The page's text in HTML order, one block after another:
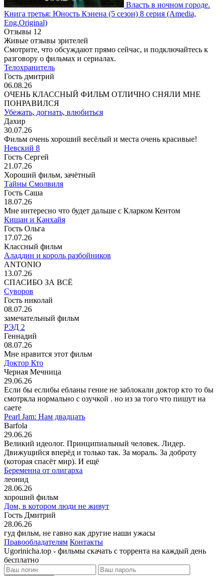
Власть в ночном городе.
Книга третья: Юность Кэнена (5 сезон) 8 серия (Amedia,
Eng.Original)
Отзывы 12
Живые отзывы зрителей
Смотрите, что обсуждают прямо сейчас, и подключайтесь к
разговору о фильмах и сериалах.
Телохранитель
Гость дмитрий
06.08.26
ОЧЕНЬ КЛАССНЫЙ ФИЛЬМ ОТЛИЧНО СНЯЛИ МНЕ
ПОНРАВИЛСЯ
Убежать, догнать, влюбиться
Дахир
30.07.26
Фильм очень хороший весёлый и места очень красивые!
Невский 8
Гость Сергей
21.07.26
Хороший фильм, зачётный
Тайны Смолвиля
Гость Саша
18.07.26
Мне интересно что будет дальше с Кларком Кентом
Кишан и Канхайя
Гость Ольга
17.07.26
Классный фильм
Аладдин и король разбойников
ANTONIO
13.07.26
СПАСИБО ЗА ВСЁ
Суворов
Гость николай
08.07.26
замечательный фильм
РЭД 2
Геннадий
08.07.26
Мне нравится этот фильм
Доктор Кто
Черная Мечница
29.06.26
Если бы еслибы ебланы гение не заблокали доктор кто то бы
смотркла нормально с озучкой . но из за того что пишут на
саете
Pearl Jam: Нам двадцать
Barfola
29.06.26
Великий идеолог. Принципиальный человек. Лидер.
Движущийся вперёд и только так. За мораль. За доброту
(которая спасёт мир). И ещё
Беременна от олигарха
леонид
28.06.26
хороший фильм
Дом, в котором люди не живут
Гость Дмитрий
28.06.26
гуд фильм, не гавно как другие наши ужасы
Правообладателям Контакты
Ugorinicha.top - фильмы скачать с торрента на каждый день
бесплатно